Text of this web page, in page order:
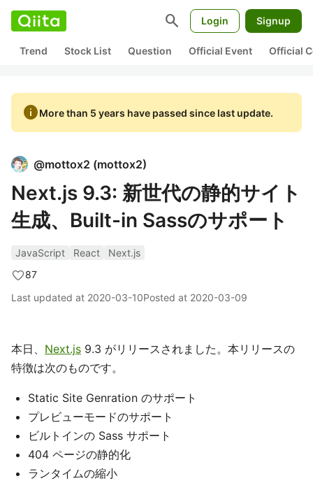
search Login Signup
Trend Stock List Question Official Event Official
infoMore than 5 years have passed since last update.
@mottox2 (mottox2)
Next.js 9.3: 新世代の静的サイト
生成、Built-in Sassのサポート
JavaScript React
Next.js
87
Last updated at 2020-03-10Posted at 2020-03-09
本日、 Next.js 9.3 がリリースされました。本リリースの
特徴は次のものです。
Static Site Genration のサポート
プレビューモードのサポート
ビルトインの Sass サポート
404 ページの静的化
ランタイムの縮小